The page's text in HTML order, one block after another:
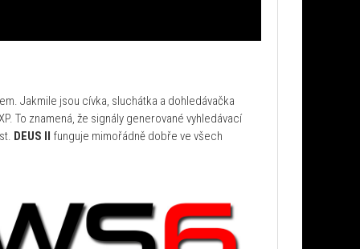
Jakmile jsou cívka, sluchátka a dohledávačka
To znamená, že signály generované vyhledávací
DEUS II funguje mimořádně dobře ve všech